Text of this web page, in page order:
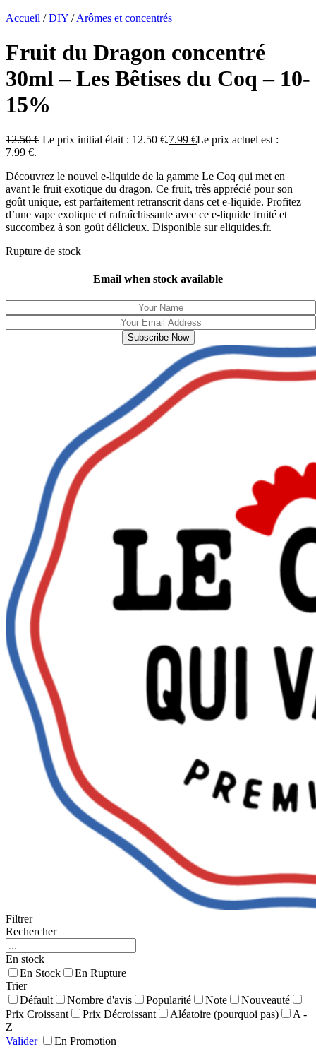
Accueil / DIY / Arômes et concentrés
Fruit du Dragon concentré
30ml – Les Bêtises du Coq – 10-
15%
12.50€ Le prix initial était : 12.50 €.7.99 €Le prix actuel est :
7.99 €.
Découvrez le nouvel e-liquide de la gamme Le Coq qui met en
avant le fruit exotique du dragon. Ce fruit, très apprécié pour son
goût unique, est parfaitement retranscrit dans cet e-liquide. Profitez
d’une vape exotique et rafraîchissante avec ce e-liquide fruité et
succombez à son goût délicieux. Disponible sur eliquides.fr.
Rupture de stock
Email when stock available
Filtrer
Rechercher
En stock
En Stock
En Rupture
Trier
Défault
Nombre d'avis Popularité Note
Nouveauté
Prix Croissant
Prix Décroissant Aléatoire (pourquoi pas)
A -
Z
Valider
En Promotion